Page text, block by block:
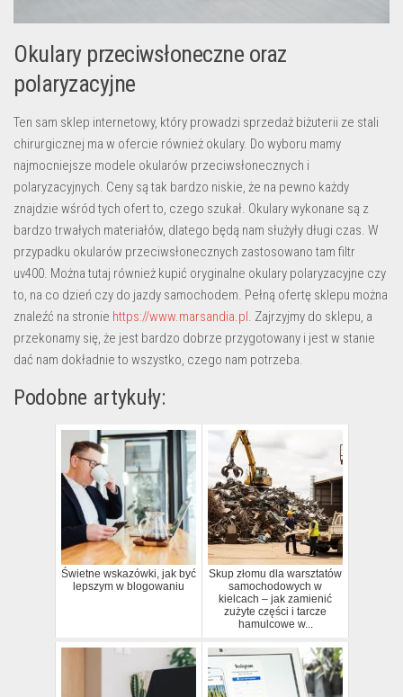
Okulary przeciwsłoneczne oraz
polaryzacyjne
Ten sam sklep internetowy, który prowadzi sprzedaż biżuterii ze stali
chirurgicznej ma w ofercie również okulary. Do wyboru mamy
najmocniejsze modele okularów przeciwsłonecznych i
polaryzacyjnych. Ceny są tak bardzo niskie, że na pewno każdy
znajdzie wśród tych ofert to, czego szukał. Okulary wykonane są z
bardzo trwałych materiałów, dlatego będą nam służyły długi czas. W
przypadku okularów przeciwsłonecznych zastosowano tam filtr
uv400. Można tutaj również kupić oryginalne okulary polaryzacyjne czy
to, na co dzień czy do jazdy samochodem. Pełną ofertę sklepu można
znaleźć na stronie https://www.marsandia.pl . Zajrzyjmy do sklepu, a
przekonamy się, że jest bardzo dobrze przygotowany i jest w stanie
dać nam dokładnie to wszystko, czego nam potrzeba.
Podobne artykuły:
Świetne wskazówki, jak być
lepszym w blogowaniu
Skup złomu dla warsztatów
samochodowych w
kielcach – jak zamienić
zużyte części i tarcze
hamulcowe w...